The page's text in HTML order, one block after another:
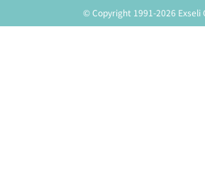
© Copyright 1991-2026 Exseli